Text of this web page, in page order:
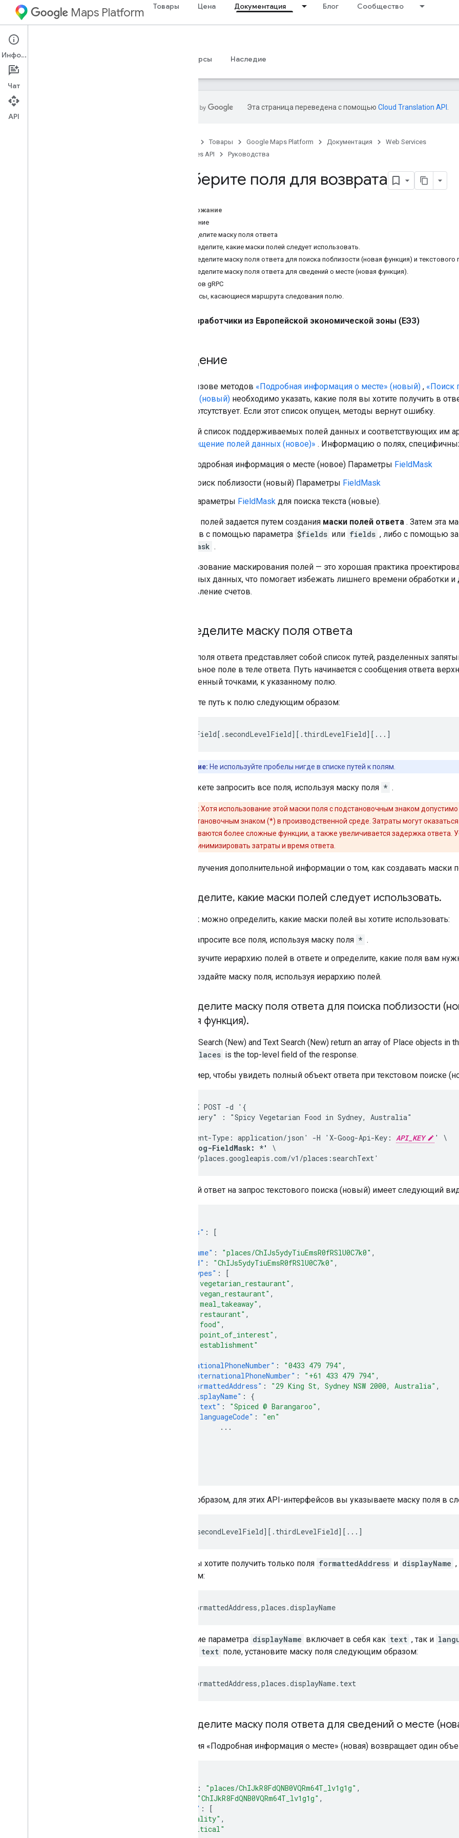
Maps Platform Товары Цена Документация Блог Сообщество
Web Services
Руководства Ресурсы Наследие
Эта страница переведена с помощью Cloud Translation API
Товары Google Maps Platform Документация
Web Services
Places API
Руководства
Выберите поля для возврата
Содержание
Введение
Определите маску поля ответа
Определите, какие маски полей следует использовать.
Определите маску поля ответа для поиска поблизости (новая функция) и текстового
Определите маску поля ответа для сведений о месте (новая функция).
вызов gRPC
Вопросы, касающиеся маршрута следования полю.
Разработчики из Европейской экономической зоны (ЕЭЗ)
Введение
При вызове методов «Подробная информация о месте» (новый) , «Поиск
поиск» (новый) необходимо указать, какие поля вы хотите получить в
полей отсутствует. Если этот список опущен, методы вернут ошибку.
Полный список поддерживаемых полей данных и соответствующих им
«Размещение полей данных (новое)» . Информацию о полях,
Подробная информация о месте (новое) Параметры FieldMask
Поиск поблизости (новый) Параметры FieldMask
Параметры FieldMask для поиска текста (новые).
Список полей задается путем создания маски полей ответа . Затем эта
методов с помощью параметра $fields или fields , либо с помощью
FieldMask .
Использование маскирования полей — это хорошая практика
ненужных данных, что помогает избежать лишнего времени обработки
выставление счетов.
Определите маску поля ответа
Маска поля ответа представляет собой список путей, разделенных
уникальное поле в теле ответа. Путь начинается с сообщения ответа
разделенный точками, к указанному полю.
Создайте путь к полю следующим образом:
topLevelField[.secondLevelField][.thirdLevelField][...]
Примечание: Не используйте пробелы нигде в списке путей к полям.
Вы можете запросить все поля, используя маску поля * .
Внимание: Хотя использование этой маски поля с подстановочным знаком
ответа с подстановочным знаком (*) в производственной среде. Затраты могут
поля запрашиваются более сложные функции, а также увеличивается задержка
поля, чтобы минимизировать затраты и время ответа.
Для получения дополнительной информации о том, как создавать маски
Определите, какие маски полей следует использовать.
Вот как можно определить, какие маски полей вы хотите использовать:
Запросите все поля, используя маску поля * .
Изучите иерархию полей в ответе и определите, какие поля вам
Создайте маску поля, используя иерархию полей.
Определите маску поля ответа для поиска поблизости
(новая функция).
Nearby Search (New) and Text Search (New) return an array of Place objects in
places is the top-level field of the response.
Например, чтобы увидеть полный объект ответа при текстовом поиске
curl -X POST -d '{
  "textQuery" : "Spicy Vegetarian Food in Sydney, Australia"
-H 'Content-Type: application/json' -H 'X-Goog-Api-Key: API_KEY
-H 'X-Goog-FieldMask: *'
\
'https://places.googleapis.com/v1/places:searchText'
Полный ответ на запрос текстового поиска (новый) имеет следующий
"places" :
[
"name" : "places/ChIJs5ydyTiuEmsR0fRSlU0C7k0" ,
"id" : "ChIJs5ydyTiuEmsR0fRSlU0C7k0" ,
"types" :
[
"vegetarian_restaurant" ,
"vegan_restaurant" ,
"meal_takeaway" ,
"restaurant" ,
"food" ,
"point_of_interest" ,
"establishment"
"nationalPhoneNumber" : "0433 479 794" ,
"internationalPhoneNumber" : "+61 433 479 794" ,
"formattedAddress" : "29 King St, Sydney NSW 2000, Australia" ,
"displayName" :
{
"text" : "Spiced @ Barangaroo" ,
"languageCode" :
"en"
...
Таким образом, для этих API-интерфейсов вы указываете маску поля в
[.secondLevelField][.thirdLevelField][...]
Если вы хотите получить только поля formattedAddress и displayName
образом:
places.formattedAddress,places.displayName
Указание параметра displayName включает в себя как text , так и
text поле, установите маску поля следующим образом:
places.formattedAddress,places.displayName.text
Определите маску поля ответа для сведений о месте
Функция «Подробная информация о месте» (новая) возвращает один
: "places/ChIJkR8FdQNB0VQRm64T_lv1g1g" ,
"ChIJkR8FdQNB0VQRm64T_lv1g1g" ,
"types" :
[
"locality" ,
"political"
Информация
Чат
API